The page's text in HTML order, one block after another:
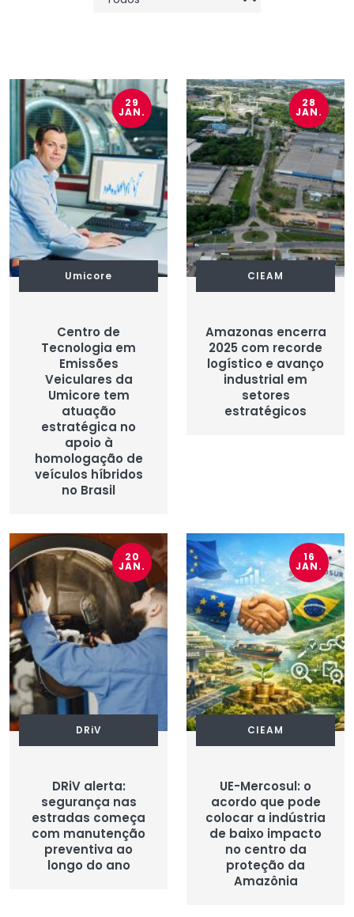
29
JAN.
Umicore
Centro de
Tecnologia em
Emissões
Veiculares da
Umicore tem
atuação
estratégica no
apoio à
homologação de
veículos híbridos
no Brasil
28
JAN.
CIEAM
Amazonas encerra
2025 com recorde
logístico e avanço
industrial em
setores
estratégicos
20
JAN.
DRiV
DRiV alerta:
segurança nas
estradas começa
com manutenção
preventiva ao
longo do ano
16
JAN.
CIEAM
UE-Mercosul: o
acordo que pode
colocar a indústria
de baixo impacto
no centro da
proteção da
Amazônia